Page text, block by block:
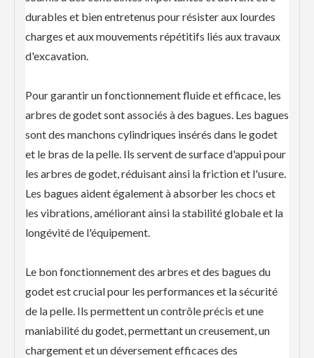
durables et bien entretenus pour résister aux lourdes
charges et aux mouvements répétitifs liés aux travaux
d'excavation.
Pour garantir un fonctionnement fluide et efficace, les
arbres de godet sont associés à des bagues. Les bagues
sont des manchons cylindriques insérés dans le godet
et le bras de la pelle. Ils servent de surface d'appui pour
les arbres de godet, réduisant ainsi la friction et l'usure.
Les bagues aident également à absorber les chocs et
les vibrations, améliorant ainsi la stabilité globale et la
longévité de l'équipement.
Le bon fonctionnement des arbres et des bagues du
godet est crucial pour les performances et la sécurité
de la pelle. Ils permettent un contrôle précis et une
maniabilité du godet, permettant un creusement, un
chargement et un déversement efficaces des